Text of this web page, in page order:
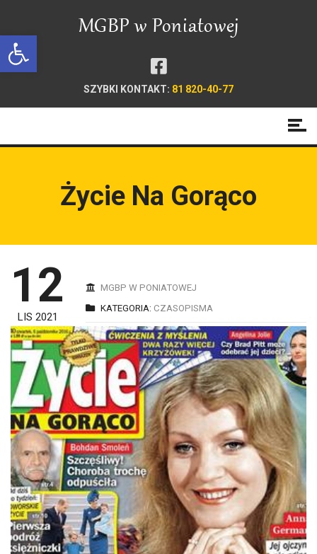
Open toolbar
SZYBKI KONTAKT: 81 820-40-77
Życie Na Gorąco
12
LIS 2021
MGBP W PONIATOWEJ
KATEGORIA: CZASOPISMA